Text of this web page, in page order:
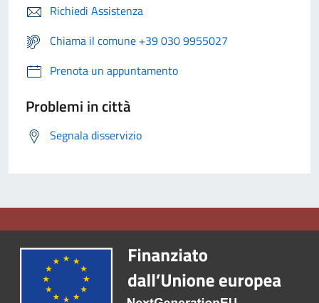
Richiedi Assistenza
Chiama il comune +39 030 9955027
Prenota un appuntamento
Problemi in città
Segnala disservizio